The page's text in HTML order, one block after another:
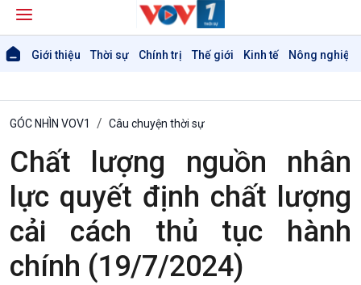
Giới thiệu Thời sự Chính trị Thế giới Kinh tế Nông nghiệp
Giới thiệu
Thời sự
Thời sự 6h
Thời sự 12h
Thời sự 18h
GÓC NHÌN VOV1 Câu chuyện thời sự
Chất lượng nguồn nhân
lực quyết định chất lượng
cải cách thủ tục hành
chính (19/7/2024)